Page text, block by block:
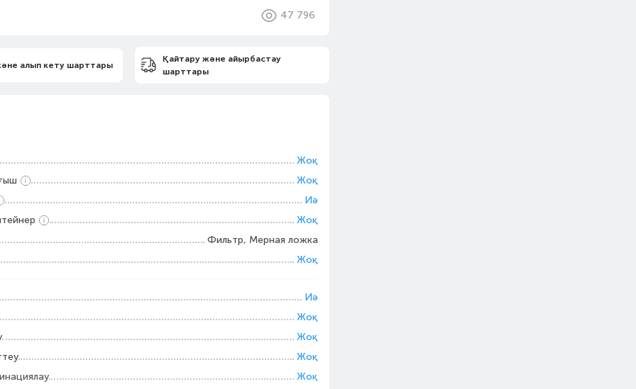
47 796
алып кету шарттары
Қайтару және айырбастау
шарттары
Жоқ
Жоқ
Иә
Жоқ
Фильтр, Мерная ложка
Жоқ
Иә
Жоқ
Жоқ
Жоқ
Жоқ